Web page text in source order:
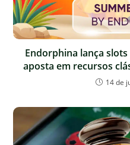
Endorphina lança
aposta em recursos
14 de